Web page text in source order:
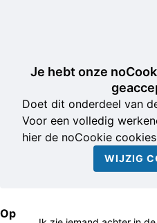
Je hebt onze
Doet dit onderdeel van
Voor een volledig
hier de noCookie
WIJZIG
Op